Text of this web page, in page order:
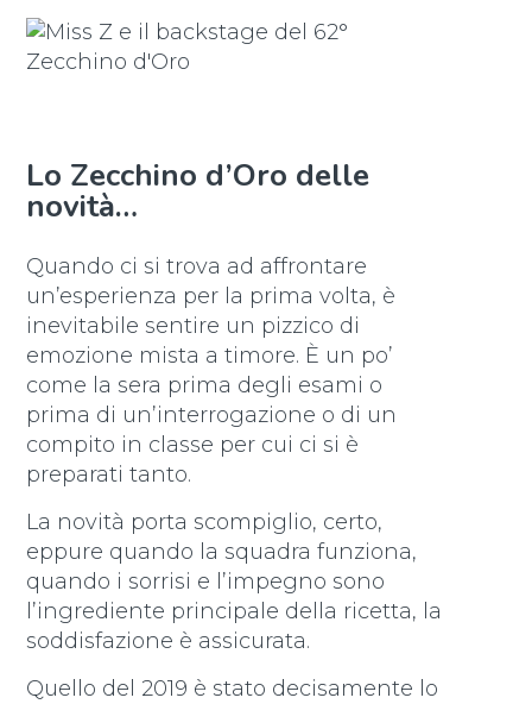
Lo Zecchino d’Oro delle
novità…
Quando ci si trova ad affrontare
un’esperienza per la prima volta, è
inevitabile sentire un pizzico di
emozione mista a timore. È un po’
come la sera prima degli esami o
prima di un’interrogazione o di un
compito in classe per cui ci si è
preparati tanto.
La novità porta scompiglio, certo,
eppure quando la squadra funziona,
quando i sorrisi e l’impegno sono
l’ingrediente principale della ricetta, la
soddisfazione è assicurata.
Quello del 2019 è stato decisamente lo